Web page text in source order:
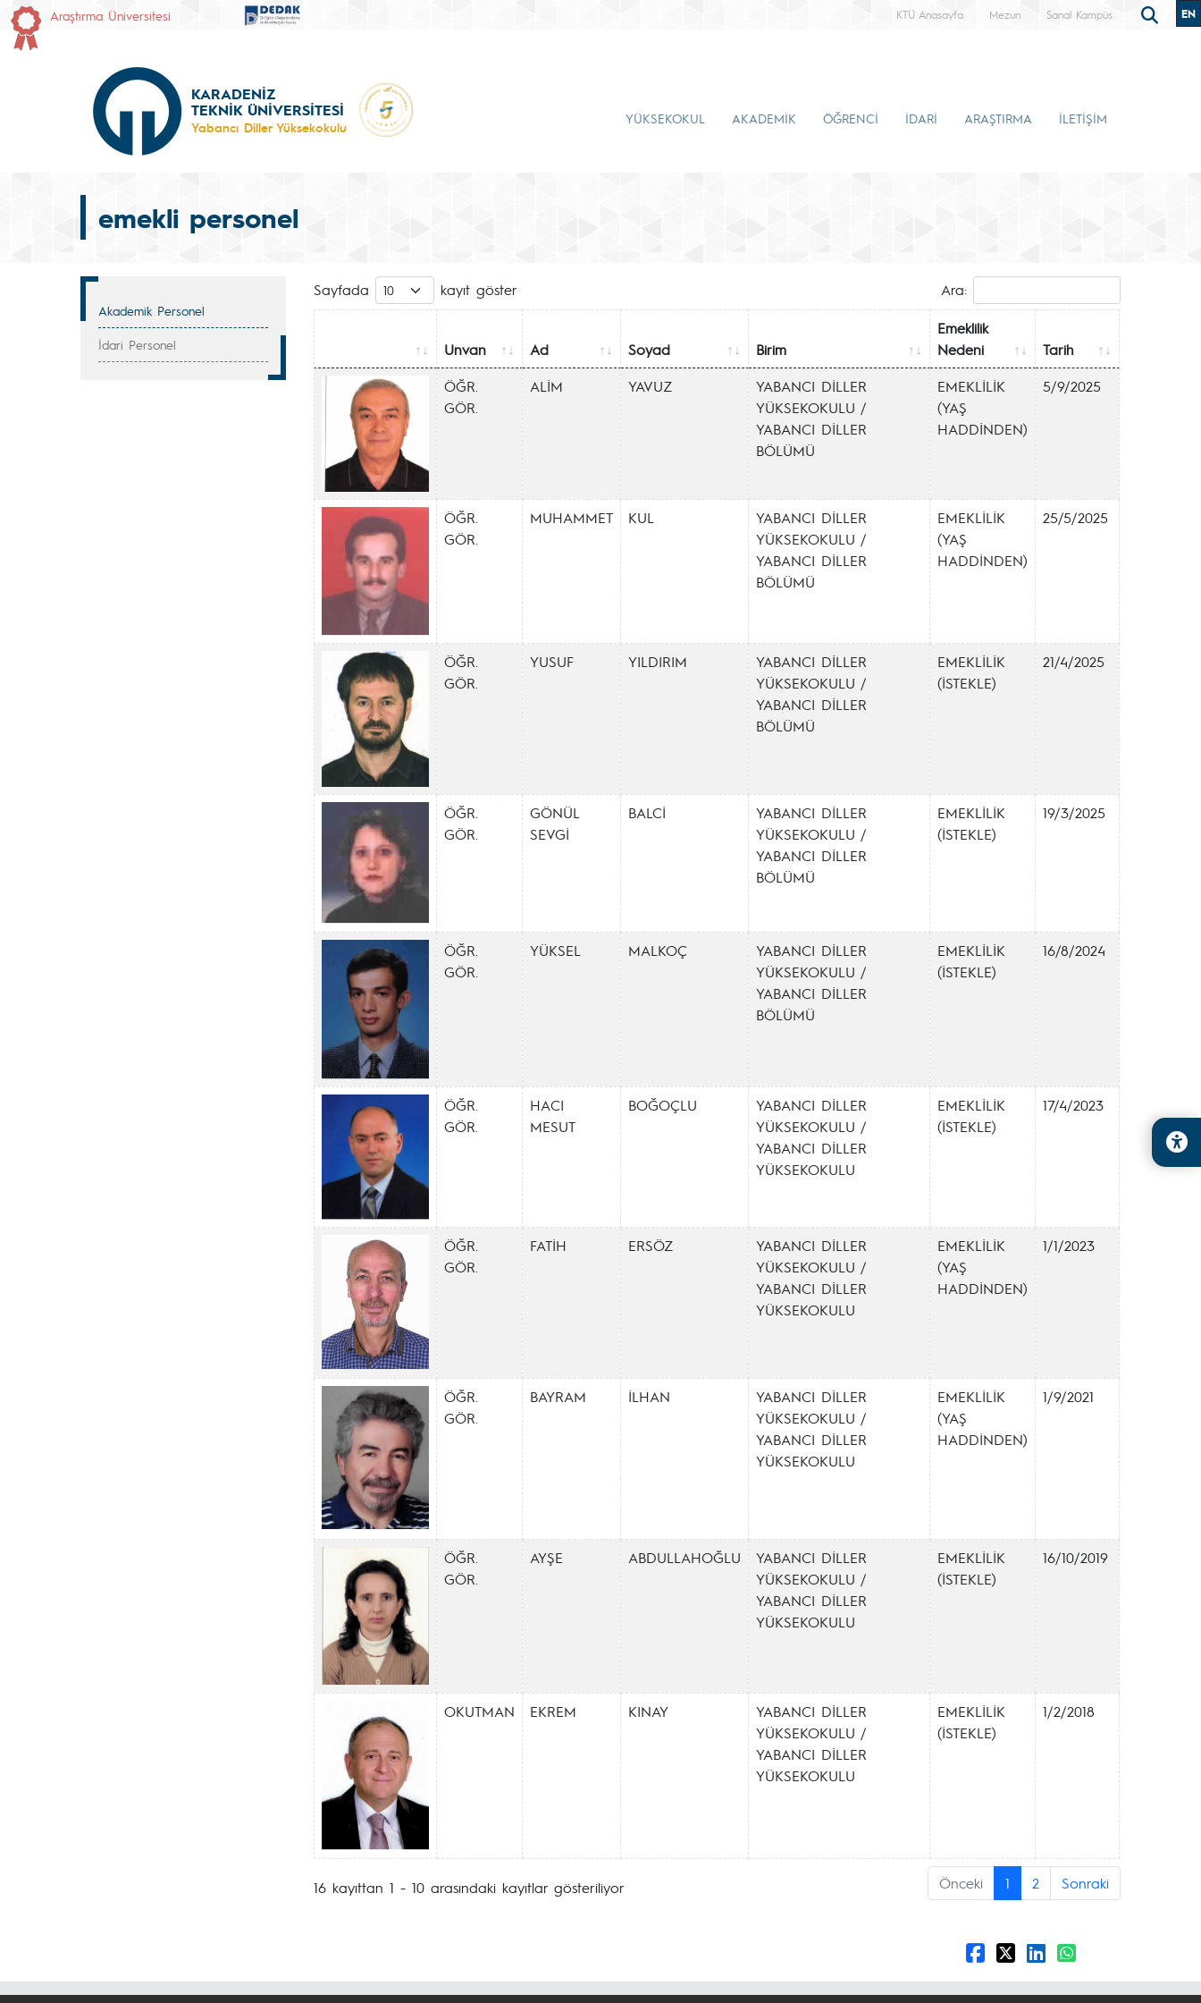
Araştırma Üniversitesi KTÜ Anasayfa Mezun Sanal Kampüs EN
KARADENİZ
TEKNİK ÜNİVERSİTESİ
Yabancı Diller Yüksekokulu
YÜKSEKOKUL AKADEMİK ÖĞRENCİ İDARİ ARAŞTIRMA İLETİŞİM
emekli personel
Akademik Personel
İdari Personel
Sayfada kayıt göster Ara:
Unvan Ad Soyad Birim
Emeklilik
Nedeni
Tarih
ÖĞR.
GÖR.
ALİM YAVUZ
YABANCI DİLLER
YÜKSEKOKULU /
YABANCI DİLLER
BÖLÜMÜ
EMEKLİLİK
(YAŞ
HADDİNDEN)
5/9/2025
ÖĞR.
GÖR.
MUHAMMET KUL
YABANCI DİLLER
YÜKSEKOKULU /
YABANCI DİLLER
BÖLÜMÜ
EMEKLİLİK
(YAŞ
HADDİNDEN)
25/5/2025
ÖĞR.
GÖR.
YUSUF YILDIRIM
YABANCI DİLLER
YÜKSEKOKULU /
YABANCI DİLLER
BÖLÜMÜ
EMEKLİLİK
(İSTEKLE)
21/4/2025
ÖĞR.
GÖR.
GÖNÜL
SEVGİ
BALCİ
YABANCI DİLLER
YÜKSEKOKULU /
YABANCI DİLLER
BÖLÜMÜ
EMEKLİLİK
(İSTEKLE)
19/3/2025
ÖĞR.
GÖR.
YÜKSEL MALKOÇ
YABANCI DİLLER
YÜKSEKOKULU /
YABANCI DİLLER
BÖLÜMÜ
EMEKLİLİK
(İSTEKLE)
16/8/2024
ÖĞR.
GÖR.
HACI
MESUT
BOĞOÇLU
YABANCI DİLLER
YÜKSEKOKULU /
YABANCI DİLLER
YÜKSEKOKULU
EMEKLİLİK
(İSTEKLE)
17/4/2023
ÖĞR.
GÖR.
FATİH ERSÖZ
YABANCI DİLLER
YÜKSEKOKULU /
YABANCI DİLLER
YÜKSEKOKULU
EMEKLİLİK
(YAŞ
HADDİNDEN)
1/1/2023
ÖĞR.
GÖR.
BAYRAM İLHAN
YABANCI DİLLER
YÜKSEKOKULU /
YABANCI DİLLER
YÜKSEKOKULU
EMEKLİLİK
(YAŞ
HADDİNDEN)
1/9/2021
ÖĞR.
GÖR.
AYŞE ABDULLAHOĞLU
YABANCI DİLLER
YÜKSEKOKULU /
YABANCI DİLLER
YÜKSEKOKULU
EMEKLİLİK
(İSTEKLE)
16/10/2019
OKUTMAN EKREM KINAY
YABANCI DİLLER
YÜKSEKOKULU /
YABANCI DİLLER
YÜKSEKOKULU
EMEKLİLİK
(İSTEKLE)
1/2/2018
16 kayıttan 1 - 10 arasındaki kayıtlar gösteriliyor Önceki 1 2 Sonraki